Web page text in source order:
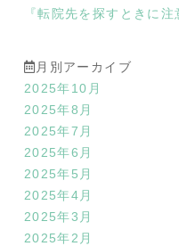
『転院先を探すときに注
月別アーカイブ
2025年10月
2025年8月
2025年7月
2025年6月
2025年5月
2025年4月
2025年3月
2025年2月